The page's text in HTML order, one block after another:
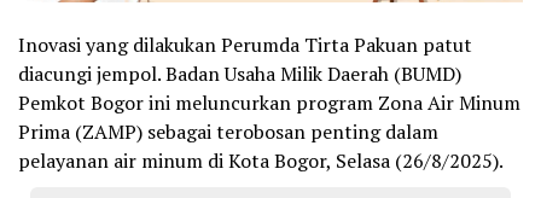
Inovasi yang dilakukan Perumda Tirta Pakuan patut
diacungi jempol. Badan Usaha Milik Daerah (BUMD)
Pemkot Bogor ini meluncurkan program Zona Air Minum
Prima (ZAMP) sebagai terobosan penting dalam
pelayanan air minum di Kota Bogor, Selasa (26/8/2025).